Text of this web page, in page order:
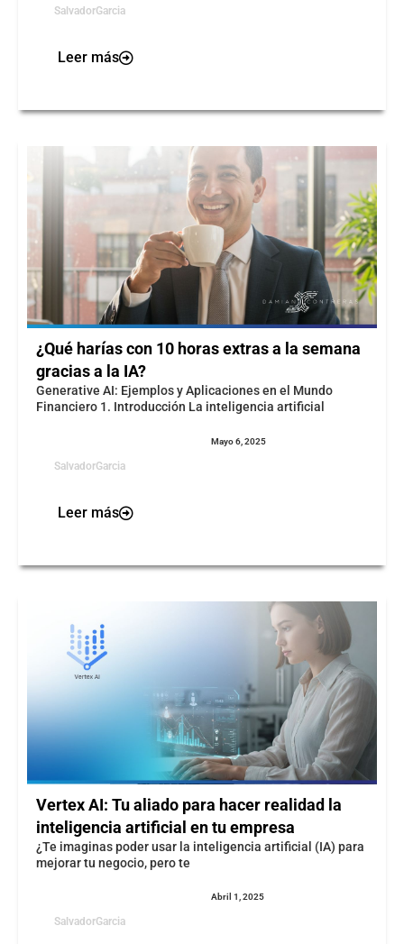
SalvadorGarcia
Leer más
¿Qué harías con 10 horas extras a la semana
gracias a la IA?
Generative AI: Ejemplos y Aplicaciones en el Mundo
Financiero 1. Introducción La inteligencia artificial
SalvadorGarcia
Mayo 6, 2025
Leer más
Vertex AI: Tu aliado para hacer realidad la
inteligencia artificial en tu empresa
¿Te imaginas poder usar la inteligencia artificial (IA) para
mejorar tu negocio, pero te
SalvadorGarcia
Abril 1, 2025